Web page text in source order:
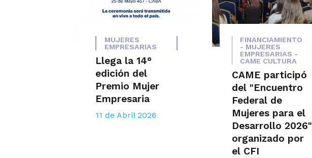
MUJERES
EMPRESARIAS
Llega la 14°
edición del
Premio Mujer
Empresaria
11 de Abril 2026
FINANCIAMIENTO
- MUJERES
EMPRESARIAS -
CAME CULTURA
CAME participó
del "Encuentro
Federal de
Mujeres para el
Desarrollo 2026"
organizado por
el CFI